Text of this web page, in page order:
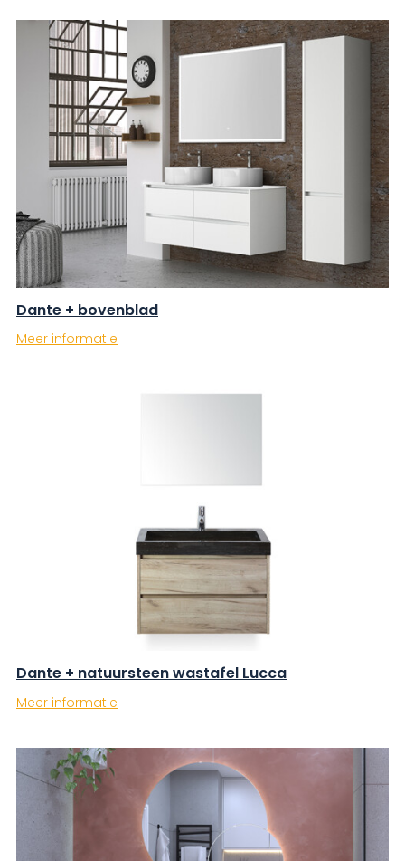
Dante + bovenblad
Meer informatie
Dante + natuursteen wastafel Lucca
Meer informatie